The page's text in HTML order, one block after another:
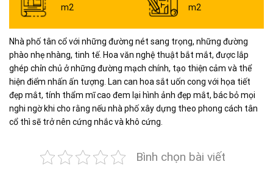
m2 m2
Nhà phố tân cổ với những đường nét sang trọng, những đường
phào nhẹ nhàng, tinh tế. Hoa văn nghệ thuật bắt mắt, được lắp
ghép chỉn chủ ở những đường mạch chính, tạo thiện cảm và thể
hiện điểm nhấn ấn tượng. Lan can hoa sắt uốn cong với họa tiết
đẹp mắt, tính thẩm mĩ cao đem lại hình ảnh đẹp mắt, bác bỏ mọi
nghi ngờ khi cho rằng nếu nhà phố xây dựng theo phong cách tân
cổ thì sẽ trở nên cứng nhắc và khô cứng.
Bình chọn bài viết